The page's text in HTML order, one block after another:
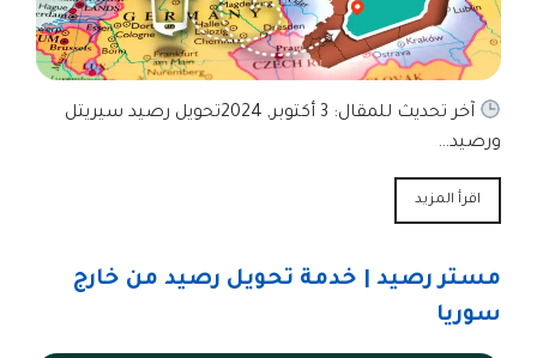
آخر تحديث للمقال: 3 أكتوبر, 2024تحويل رصيد سيريتل
ورصيد…
اقرأ المزيد
مستر رصيد | خدمة تحويل رصيد من خارج
سوريا